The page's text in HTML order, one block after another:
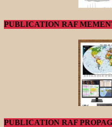
PUBLICATION RAF
PUBLICATION RAF